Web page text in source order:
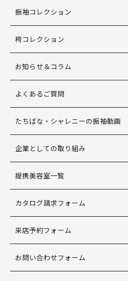
振袖コレクション
袴コレクション
お知らせ＆コラム
よくあるご質問
たちばな・シャレニーの振袖動画
企業としての取り組み
提携美容室一覧
カタログ請求フォーム
来店予約フォーム
お問い合わせフォーム